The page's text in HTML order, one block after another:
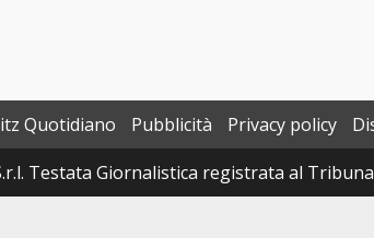
Quotidiano Pubblicità Privacy policy
Testata Giornalistica registrata al